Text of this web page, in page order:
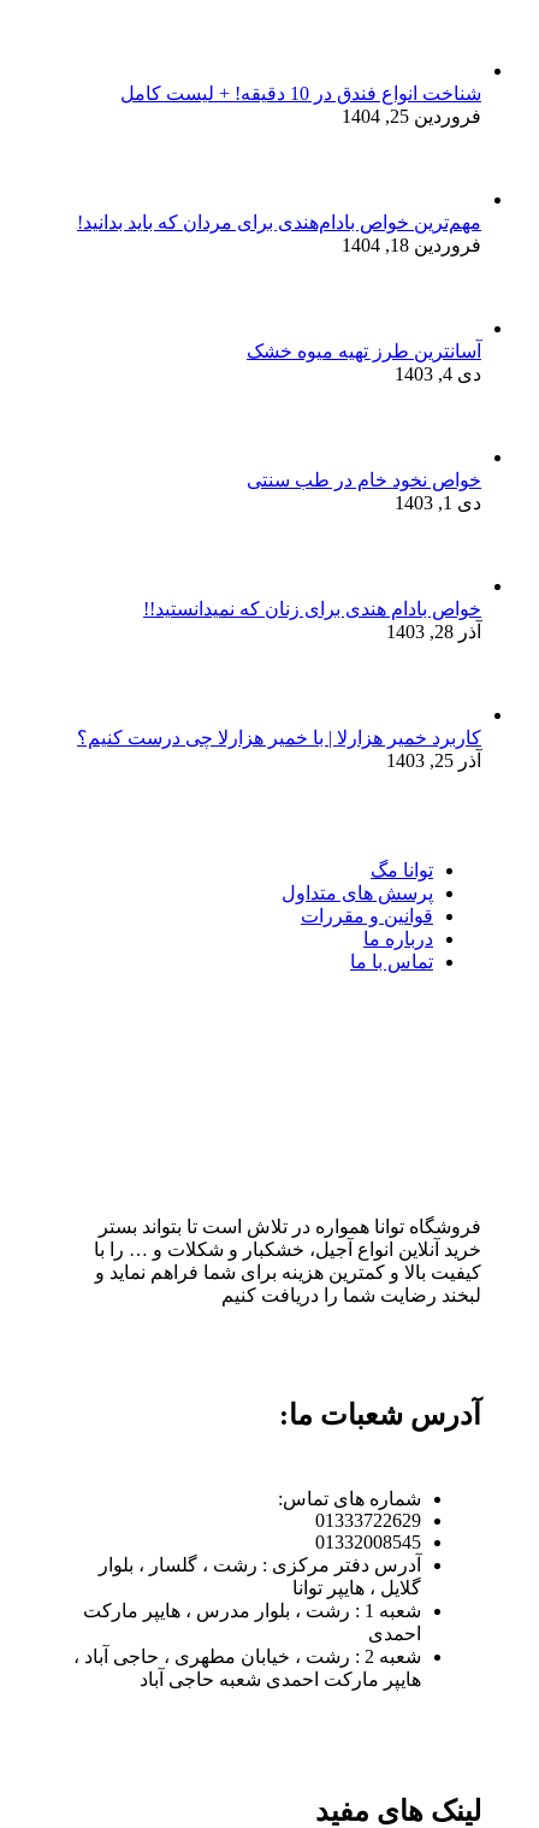
شناخت انواع فندق در 10 دقیقه! + لیست کامل
فروردین 25, 1404
مهم‌ترین خواص بادام‌هندی برای مردان که باید بدانید!
فروردین 18, 1404
آسانترین طرز تهیه میوه خشک
دی 4, 1403
خواص نخود خام در طب سنتی
دی 1, 1403
خواص بادام هندی برای زنان که نمیدانستید!!
آذر 28, 1403
کاربرد خمیر هزارلا | با خمیر هزارلا چی درست کنیم؟
آذر 25, 1403
توانا مگ
پرسش های متداول
قوانین و مقررات
درباره ما
تماس با ما
فروشگاه توانا همواره در تلاش است تا بتواند بستر
خرید آنلاین انواع آجیل، خشکبار و شکلات و … را با
کیفیت بالا و کمترین هزینه برای شما فراهم نماید و
لبخند رضایت شما را دریافت کنیم
آدرس شعبات ما:
شماره های تماس:
01333722629
01332008545
آدرس دفتر مرکزی : رشت ، گلسار ، بلوار
گلایل ، هایپر توانا
شعبه 1 : رشت ، بلوار مدرس ، هایپر مارکت
احمدی
شعبه 2 : رشت ، خیابان مطهری ، حاجی آباد ،
هایپر مارکت احمدی شعبه حاجی آباد
لینک های مفید